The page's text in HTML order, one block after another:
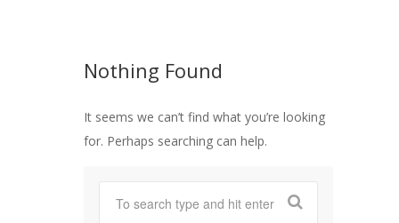
Nothing Found
It seems we can’t find what you’re looking
for. Perhaps searching can help.